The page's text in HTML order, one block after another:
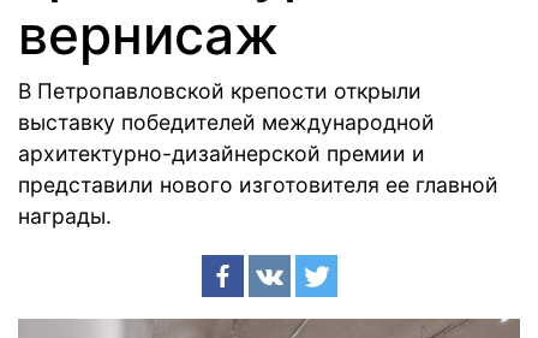
вернисаж
В Петропавловской крепости открыли
выставку победителей международной
архитектурно-дизайнерской премии и
представили нового изготовителя ее главной
награды.